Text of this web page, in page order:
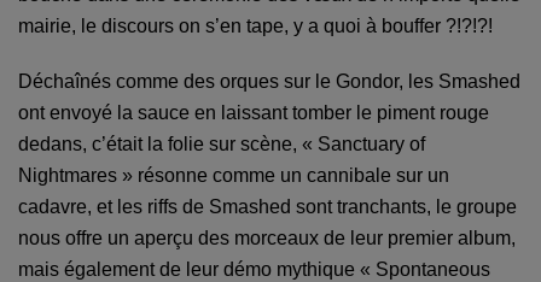
mairie, le discours on s’en tape, y a quoi à bouffer ?!?!?!
Déchaînés comme des orques sur le Gondor, les Smashed
ont envoyé la sauce en laissant tomber le piment rouge
dedans, c’était la folie sur scène, « Sanctuary of
Nightmares » résonne comme un cannibale sur un
cadavre, et les riffs de Smashed sont tranchants, le groupe
nous offre un aperçu des morceaux de leur premier album,
mais également de leur démo mythique « Spontaneous